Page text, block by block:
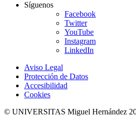
Síguenos
Facebook
Twitter
YouTube
Instagram
LinkedIn
Aviso Legal
Protección de Datos
Accesibilidad
Cookies
© UNIVERSITAS Miguel Hernández